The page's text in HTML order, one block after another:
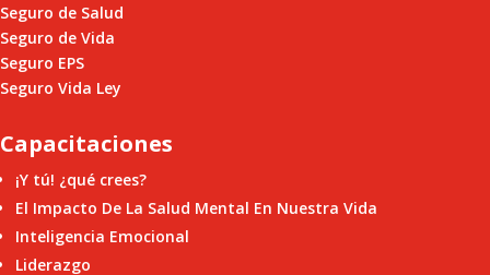
Seguro de Salud
Seguro de Vida
Seguro EPS
Seguro Vida Ley
Capacitaciones
¡Y tú! ¿qué crees?
El Impacto De La Salud Mental En Nuestra Vida
Inteligencia Emocional
Liderazgo